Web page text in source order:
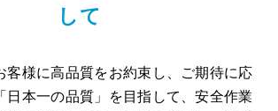
運輸事業
業務委託事業
事業拠点紹介
会社案内
して
客様に高品質をお約束し、ご期待に応
日本一の品質」を目指して、安全作業